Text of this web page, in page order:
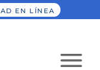
EN LÍNEA